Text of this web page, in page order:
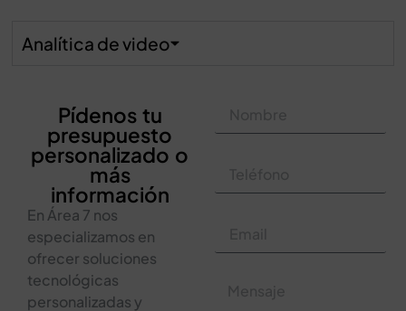
Analítica de video
Pídenos tu
presupuesto
personalizado o
más
información
En Área 7 nos
especializamos en
ofrecer soluciones
tecnológicas
personalizadas y